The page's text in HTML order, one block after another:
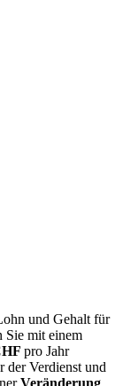
und Gehalt für
Sie mit einem
pro Jahr
der Verdienst und
Veränderung